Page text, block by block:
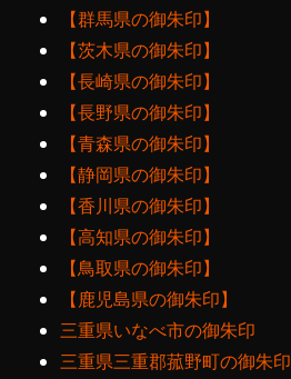
【群馬県の御朱印】
【茨木県の御朱印】
【長崎県の御朱印】
【長野県の御朱印】
【青森県の御朱印】
【静岡県の御朱印】
【香川県の御朱印】
【高知県の御朱印】
【鳥取県の御朱印】
【鹿児島県の御朱印】
三重県いなべ市の御朱印
三重県三重郡菰野町の御朱印